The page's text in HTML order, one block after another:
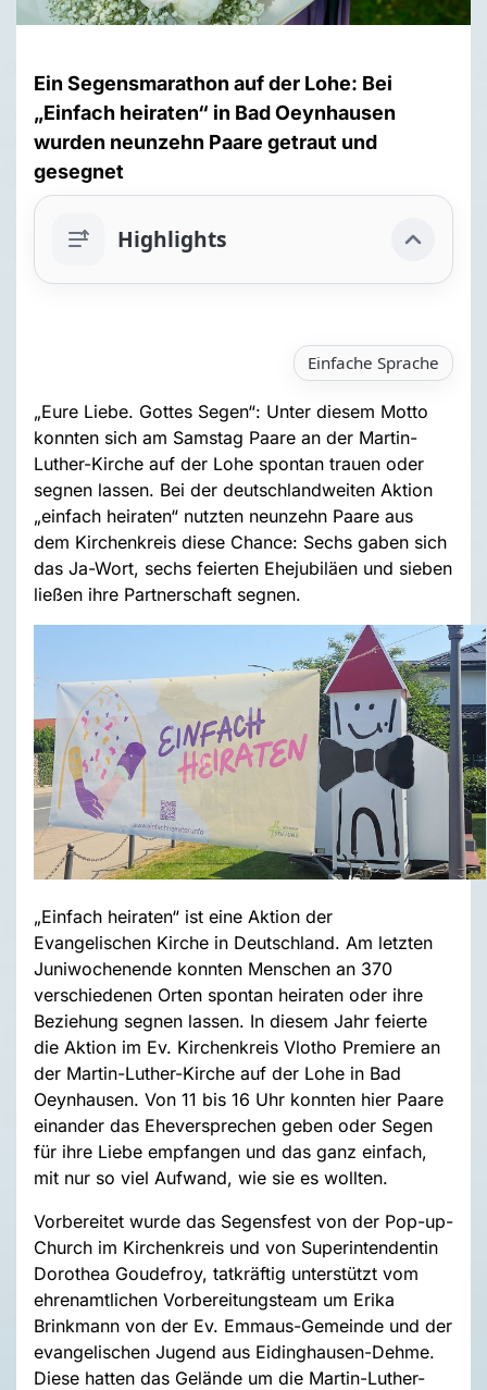
Ein Segensmarathon auf der Lohe: Bei
„Einfach heiraten“ in Bad Oeynhausen
wurden neunzehn Paare getraut und
gesegnet
Highlights
Einfache Sprache
„Eure Liebe. Gottes Segen“: Unter diesem Motto
konnten sich am Samstag Paare an der Martin-
Luther-Kirche auf der Lohe spontan trauen oder
segnen lassen. Bei der deutschlandweiten Aktion
„einfach heiraten“ nutzten neunzehn Paare aus
dem Kirchenkreis diese Chance: Sechs gaben sich
das Ja-Wort, sechs feierten Ehejubiläen und sieben
ließen ihre Partnerschaft segnen.
„Einfach heiraten“ ist eine Aktion der
Evangelischen Kirche in Deutschland. Am letzten
Juniwochenende konnten Menschen an 370
verschiedenen Orten spontan heiraten oder ihre
Beziehung segnen lassen. In diesem Jahr feierte
die Aktion im Ev. Kirchenkreis Vlotho Premiere an
der Martin-Luther-Kirche auf der Lohe in Bad
Oeynhausen. Von 11 bis 16 Uhr konnten hier Paare
einander das Eheversprechen geben oder Segen
für ihre Liebe empfangen und das ganz einfach,
mit nur so viel Aufwand, wie sie es wollten.
Vorbereitet wurde das Segensfest von der Pop-up-
Church im Kirchenkreis und von Superintendentin
Dorothea Goudefroy, tatkräftig unterstützt vom
ehrenamtlichen Vorbereitungsteam um Erika
Brinkmann von der Ev. Emmaus-Gemeinde und der
evangelischen Jugend aus Eidinghausen-Dehme.
Diese hatten das Gelände um die Martin-Luther-